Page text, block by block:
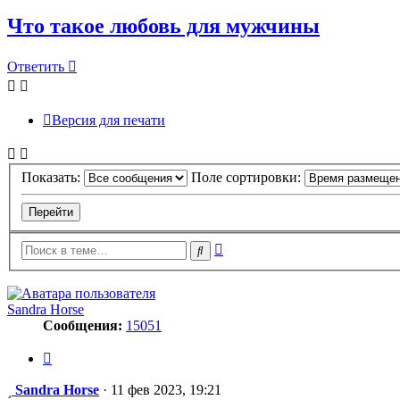
Что такое любовь для мужчины
Ответить
Версия для печати
Показать: Поле сортировки:
Поиск
Sandra Horse
Сообщения: 15051
Сообщение
Sandra Horse · 11 фев 2023, 19:21